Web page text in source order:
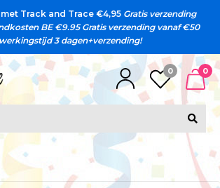
Track and Trace €4,95 Gratis verzending
BE €9.95 Gratis verzending vanaf €50
3 dagen+verzending!
0 0